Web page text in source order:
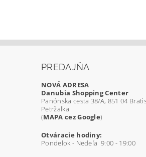
PREDAJŇA
NOVÁ ADRESA
Danubia Shopping Center
Panónska cesta 38/A, 851 04
Petržalka
(MAPA cez Google)
Otváracie hodiny:
Pondelok - Nedeľa 9:00 - 19:00